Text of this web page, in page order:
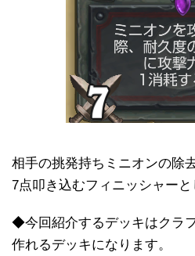
相手の挑発持ちミニオンの除
7点叩き込むフィニッシャーと
◆今回紹介するデッキはクラ
作れるデッキになります。